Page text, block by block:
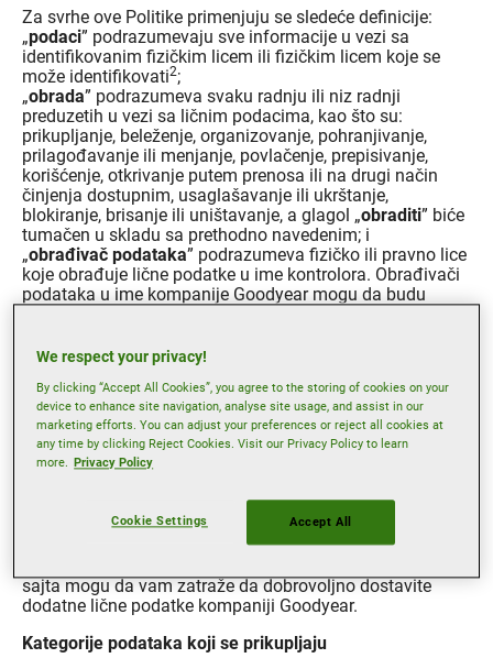
Za svrhe ove Politike primenjuju se sledeće definicije:
„podaci” podrazumevaju sve informacije u vezi sa
identifikovanim fizičkim licem ili fizičkim licem koje se
može identifikovati2;
„obrada” podrazumeva svaku radnju ili niz radnji
preduzetih u vezi sa ličnim podacima, kao što su:
prikupljanje, beleženje, organizovanje, pohranjivanje,
prilagođavanje ili menjanje, povlačenje, prepisivanje,
korišćenje, otkrivanje putem prenosa ili na drugi način
činjenja dostupnim, usaglašavanje ili ukrštanje,
blokiranje, brisanje ili uništavanje, a glagol „obraditi” biće
tumačen u skladu sa prethodno navedenim; i
„obrađivač podataka” podrazumeva fizičko ili pravno lice
koje obrađuje lične podatke u ime kontrolora. Obrađivači
podataka u ime kompanije Goodyear mogu da budu
Goodyear zaključuje ugovor o obradi podataka sa svojim
obrađuju u skladu sa uredbom GDPR.
Prikupljanje informacija
Metoda prikupljanja
Kada pregledate veb-sajt, neki lični podaci se prikupljaju
sajta mogu da vam zatraže da dobrovoljno dostavite
dodatne lične podatke kompaniji Goodyear.
Kategorije podataka koji se prikupljaju
We respect your privacy!
By clicking “Accept All Cookies”, you agree to the storing of cookies on your
device to enhance site navigation, analyse site usage, and assist in our
marketing efforts. You can adjust your preferences or reject all cookies at
any time by clicking Reject Cookies. Visit our Privacy Policy to learn
more. Privacy Policy
Cookie Settings Accept All